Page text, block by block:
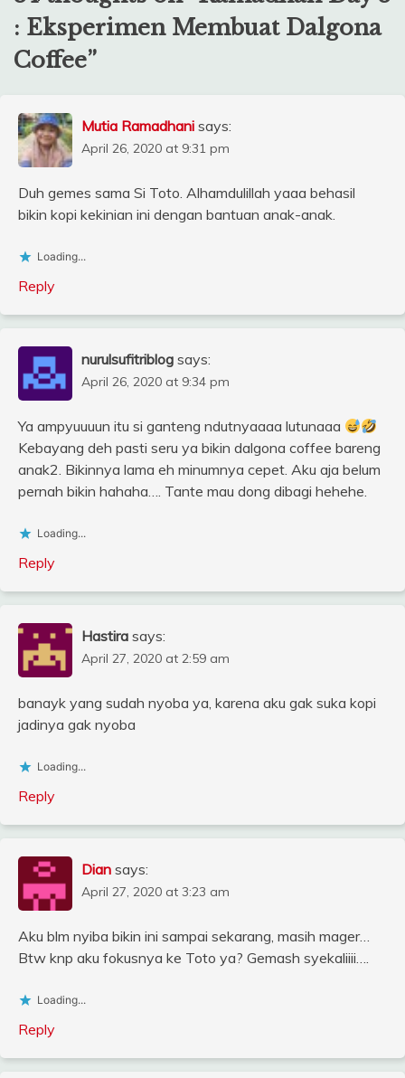
: Eksperimen Membuat Dalgona
Coffee”
Mutia Ramadhani says:
April 26, 2020 at 9:31 pm
Duh gemes sama Si Toto. Alhamdulillah yaaa behasil
bikin kopi kekinian ini dengan bantuan anak-anak.
Loading...
Reply
nurulsufitriblog says:
April 26, 2020 at 9:34 pm
Ya ampyuuuun itu si ganteng ndutnyaaaa lutunaaa
Kebayang deh pasti seru ya bikin dalgona coffee bareng
anak2. Bikinnya lama eh minumnya cepet. Aku aja belum
pernah bikin hahaha…. Tante mau dong dibagi hehehe.
Loading...
Reply
Hastira says:
April 27, 2020 at 2:59 am
banayk yang sudah nyoba ya, karena aku gak suka kopi
jadinya gak nyoba
Loading...
Reply
Dian says:
April 27, 2020 at 3:23 am
Aku blm nyiba bikin ini sampai sekarang, masih mager…
Btw knp aku fokusnya ke Toto ya? Gemash syekaliiii….
Loading...
Reply